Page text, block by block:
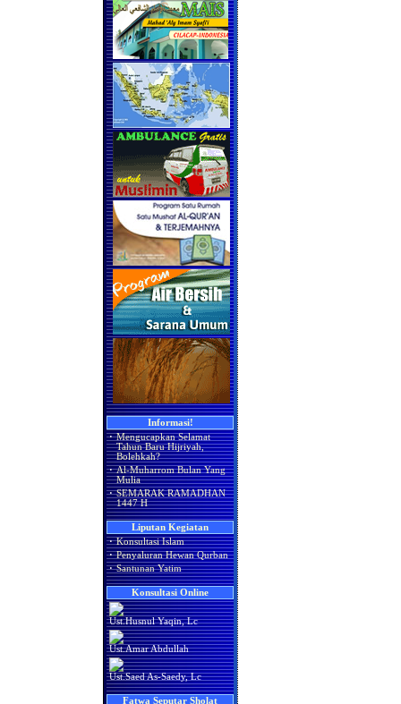
Informasi!
· Mengucapkan Selamat
Tahun Baru Hijriyah,
Bolehkah?
· Al-Muharrom Bulan Yang
Mulia
· SEMARAK RAMADHAN
1447 H
Liputan Kegiatan
· Konsultasi Islam
· Penyaluran Hewan Qurban
· Santunan Yatim
Konsultasi Online
Ust.Husnul Yaqin, Lc
Ust.Amar Abdullah
Ust.Saed As-Saedy, Lc
Fatwa Seputar Sholat